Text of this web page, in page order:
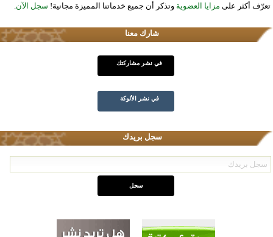
تعرّف أكثر على مزايا العضوية وتذكر أن جميع خدماتنا المميزة مجانية! سجل الآن
شارك معنا
في نشر مشاركتك
في نشر الألوكة
سجل بريدك